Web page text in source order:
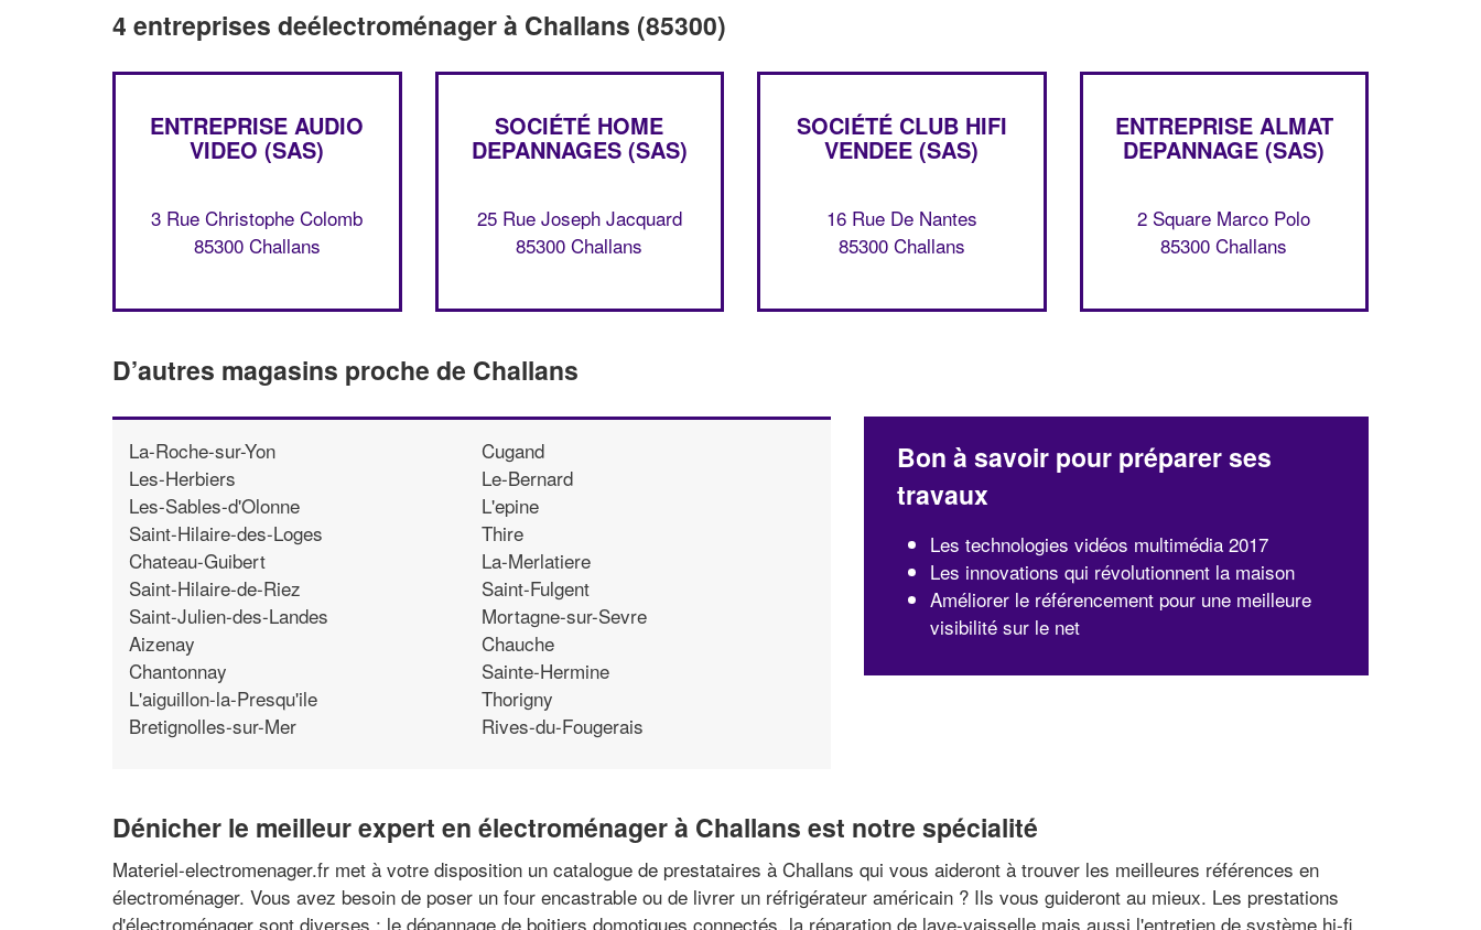
4 entreprises deélectroménager à Challans (85300)
ENTREPRISE AUDIO
VIDEO (SAS)
3 Rue Christophe Colomb
85300 Challans
SOCIÉTÉ HOME
DEPANNAGES (SAS)
25 Rue Joseph Jacquard
85300 Challans
SOCIÉTÉ CLUB HIFI
VENDEE (SAS)
16 Rue De Nantes
85300 Challans
ENTREPRISE ALMAT
DEPANNAGE (SAS)
2 Square Marco Polo
85300 Challans
D’autres magasins proche de Challans
La-Roche-sur-Yon
Les-Herbiers
Les-Sables-d'Olonne
Saint-Hilaire-des-Loges
Chateau-Guibert
Saint-Hilaire-de-Riez
Saint-Julien-des-Landes
Aizenay
Chantonnay
L'aiguillon-la-Presqu'ile
Bretignolles-sur-Mer
Cugand
Le-Bernard
L'epine
Thire
La-Merlatiere
Saint-Fulgent
Mortagne-sur-Sevre
Chauche
Sainte-Hermine
Thorigny
Rives-du-Fougerais
Bon à savoir pour préparer ses
travaux
Les technologies vidéos multimédia 2017
Les innovations qui révolutionnent la maison
Améliorer le référencement pour une meilleure
visibilité sur le net
Dénicher le meilleur expert en électroménager à Challans est notre spécialité
Materiel-electromenager.fr met à votre disposition un catalogue de prestataires à Challans qui vous aideront à trouver les meilleures références en
électroménager. Vous avez besoin de poser un four encastrable ou de livrer un réfrigérateur américain ? Ils vous guideront au mieux. Les prestations
d'électroménager sont diverses : le dépannage de boitiers domotiques connectés, la réparation de lave-vaisselle mais aussi l'entretien de système hi-fi
Vous êtes un
professionnel ?